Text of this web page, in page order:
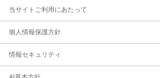
当サイトご利用にあたって
個人情報保護方針
情報セキュリティ